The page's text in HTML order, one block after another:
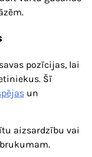
pozīcijas, lai
Šī
un
aizsardzību vai